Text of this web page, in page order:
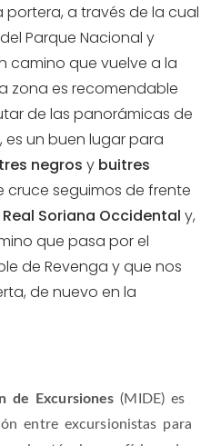
a través de la cual
Parque Nacional y
camino que vuelve a la
zona es recomendable
de las panorámicas de
es un buen lugar para
negros y buitres
cruce seguimos de frente
Soriana Occidental y,
que pasa por el
de Revenga y que nos
de nuevo en la
de Excursiones (MIDE) es
entre excursionistas para